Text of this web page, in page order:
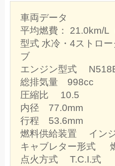
車両データ
平均燃費： 21.0km/L
型式 水冷・4ストロ
ブ
エンジン型式
総排気量 998cc
圧縮比 10.5
内径 77.0mm
行程 53.6mm
燃料供給装置 イン
キャブレター形式
点火方式 T.C.I.式